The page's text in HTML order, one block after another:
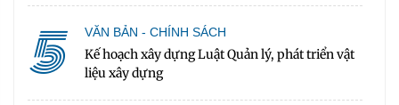
5 VĂN BẢN - CHÍNH SÁCH
Kế hoạch xây dựng Luật Quản lý, phát triển vật
liệu xây dựng